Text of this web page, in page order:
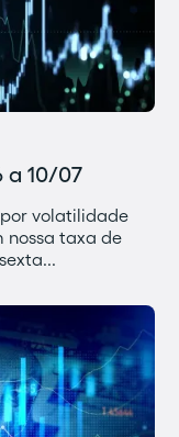
a 10/07
volatilidade
nossa taxa de